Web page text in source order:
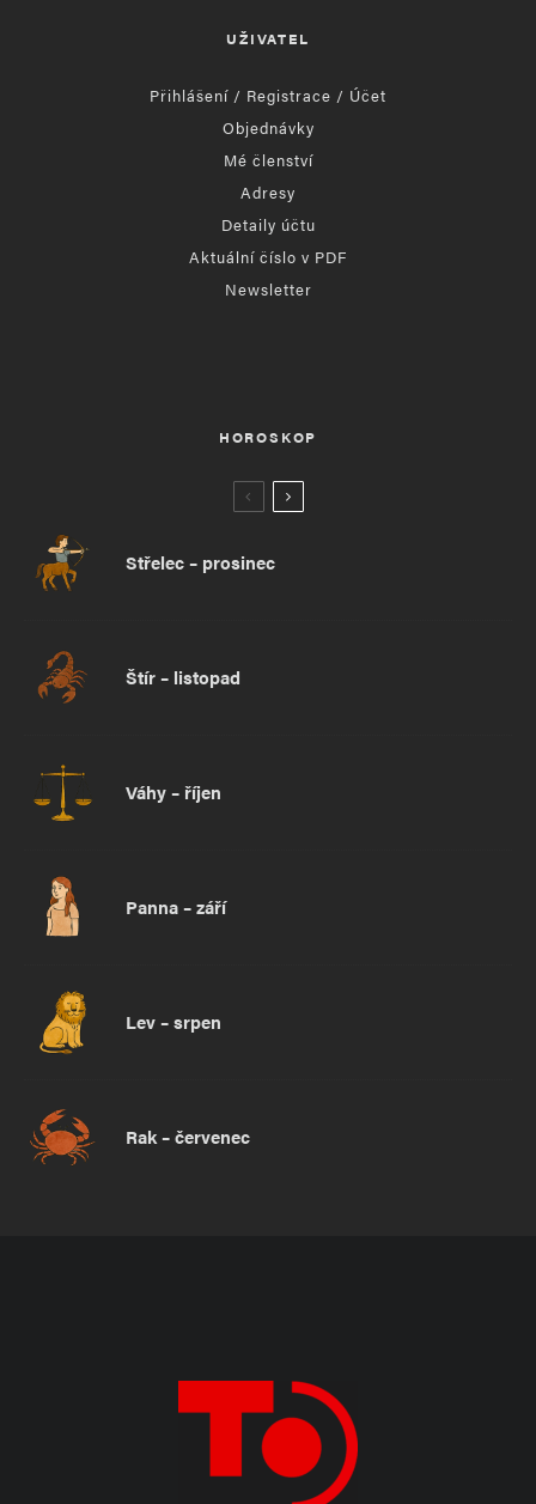
UŽIVATEL
Přihlášení / Registrace / Účet
Objednávky
Mé členství
Adresy
Detaily účtu
Aktuální číslo v PDF
Newsletter
HOROSKOP
Střelec – prosinec
Štír – listopad
Váhy – říjen
Panna – září
Lev – srpen
Rak – červenec